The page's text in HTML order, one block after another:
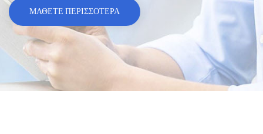
ΜΑΘΕΤΕ ΠΕΡΙΣΣΟΤΕΡΑ